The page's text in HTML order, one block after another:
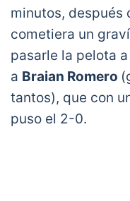
@clublanusen
CONMEBOL
#Sudamericana .
pic.twitter.com/
— CONMEBOL
(@Sudamericana)
minutos, después
cometiera un
pasarle la pelota
a Braian Romero
tantos), que con
puso el 2-0.